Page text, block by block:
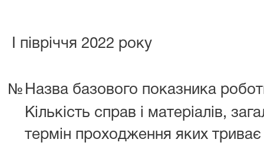
I півріччя 2022 року
№ Назва базового показника
Кількість справ і матеріалів,
термін проходження яких